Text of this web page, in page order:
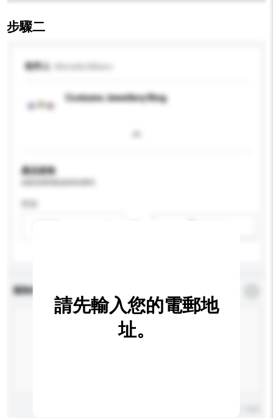
步驟二
收件人
Costume Jewellery Ring
產品規格
查詢內容
請先輸入您的電郵地
址。